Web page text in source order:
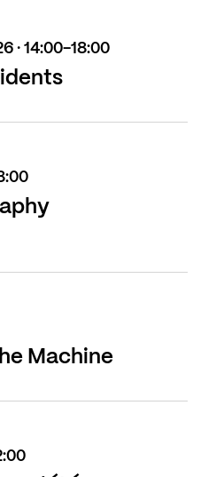
· 14:00-18:00
Machine